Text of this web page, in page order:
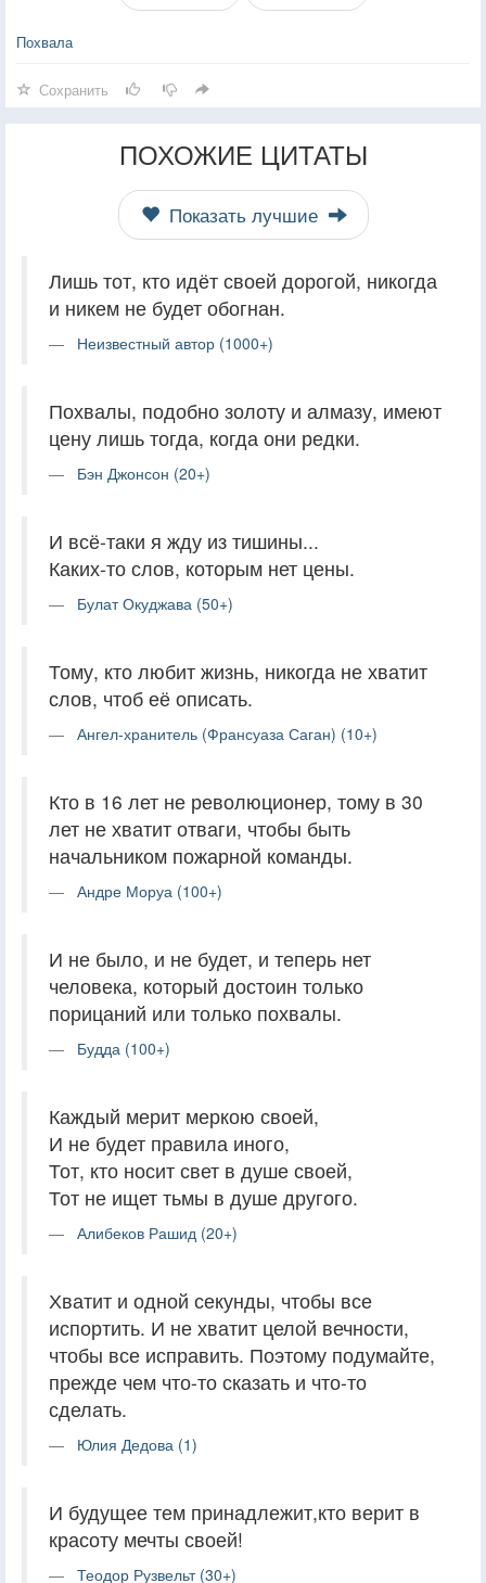
Похвала
Сохранить
ПОХОЖИЕ ЦИТАТЫ
Показать лучшие
Лишь тот, кто идёт своей дорогой, никогда
и никем не будет обогнан.
Неизвестный автор (1000+)
Похвалы, подобно золоту и алмазу, имеют
цену лишь тогда, когда они редки.
Бэн Джонсон (20+)
И всё-таки я жду из тишины...
Каких-то слов, которым нет цены.
Булат Окуджава (50+)
Тому, кто любит жизнь, никогда не хватит
слов, чтоб её описать.
Ангел-хранитель (Франсуаза Саган) (10+)
Кто в 16 лет не революционер, тому в 30
лет не хватит отваги, чтобы быть
начальником пожарной команды.
Андре Моруа (100+)
И не было, и не будет, и теперь нет
человека, который достоин только
порицаний или только похвалы.
Будда (100+)
Каждый мерит меркою своей,
И не будет правила иного,
Тот, кто носит свет в душе своей,
Тот не ищет тьмы в душе другого.
Алибеков Рашид (20+)
Хватит и одной секунды, чтобы все
испортить. И не хватит целой вечности,
чтобы все исправить. Поэтому подумайте,
прежде чем что-то сказать и что-то
сделать.
Юлия Дедова (1)
И будущее тем принадлежит,кто верит в
красоту мечты своей!
Теодор Рузвельт (30+)